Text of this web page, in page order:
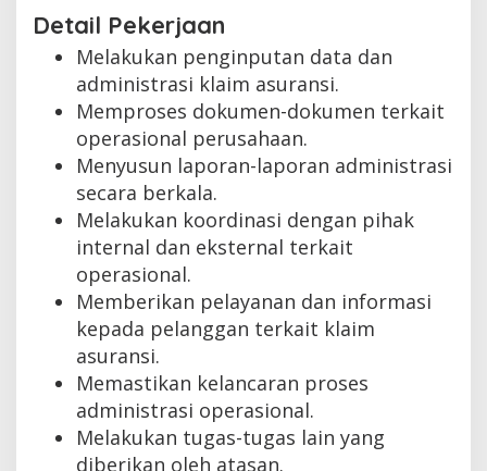
Detail Pekerjaan
Melakukan penginputan data dan
administrasi klaim asuransi.
Memproses dokumen-dokumen terkait
operasional perusahaan.
Menyusun laporan-laporan administrasi
secara berkala.
Melakukan koordinasi dengan pihak
internal dan eksternal terkait
operasional.
Memberikan pelayanan dan informasi
kepada pelanggan terkait klaim
asuransi.
Memastikan kelancaran proses
administrasi operasional.
Melakukan tugas-tugas lain yang
diberikan oleh atasan.